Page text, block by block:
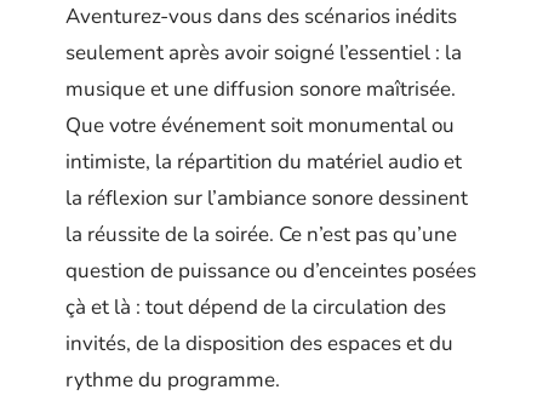
Aventurez-vous dans des scénarios inédits
seulement après avoir soigné l’essentiel : la
musique et une diffusion sonore maîtrisée.
Que votre événement soit monumental ou
intimiste, la répartition du matériel audio et
la réflexion sur l’ambiance sonore dessinent
la réussite de la soirée. Ce n’est pas qu’une
question de puissance ou d’enceintes posées
çà et là : tout dépend de la circulation des
invités, de la disposition des espaces et du
rythme du programme.